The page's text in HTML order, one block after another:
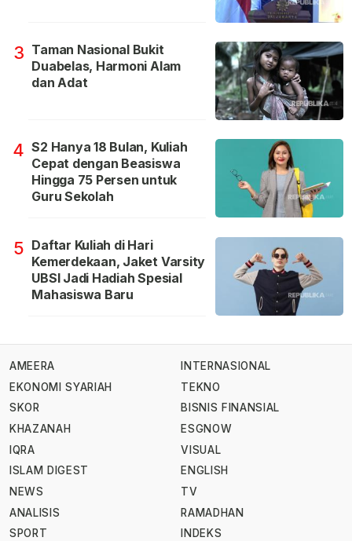
3 Taman Nasional Bukit
Duabelas, Harmoni Alam
dan Adat
4 S2 Hanya 18 Bulan, Kuliah
Cepat dengan Beasiswa
Hingga 75 Persen untuk
Guru Sekolah
5 Daftar Kuliah di Hari
Kemerdekaan, Jaket Varsity
UBSI Jadi Hadiah Spesial
Mahasiswa Baru
AMEERA
EKONOMI SYARIAH
SKOR
KHAZANAH
IQRA
ISLAM DIGEST
NEWS
ANALISIS
SPORT
INTERNASIONAL
TEKNO
BISNIS FINANSIAL
ESGNOW
VISUAL
ENGLISH
TV
RAMADHAN
INDEKS